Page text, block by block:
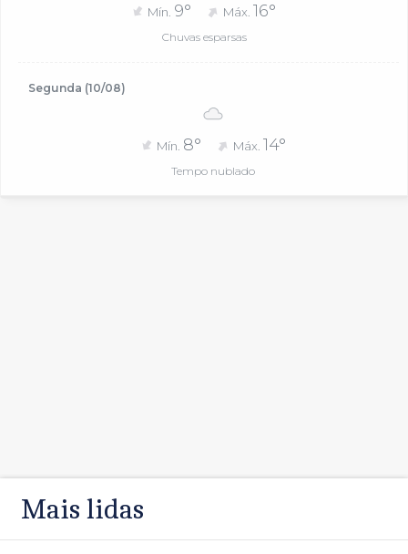
Mín. 9° Máx. 16°
Chuvas esparsas
Segunda (10/08)
Mín. 8° Máx. 14°
Tempo nublado
Mais lidas